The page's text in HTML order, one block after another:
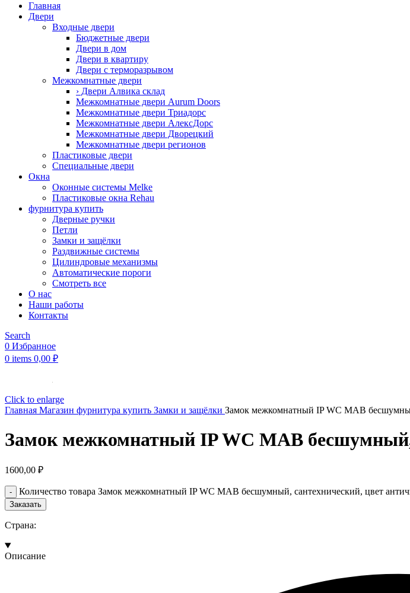
Главная
Двери
Входные двери
Бюджетные двери
Двери в дом
Двери в квартиру
Двери с терморазрывом
Межкомнатные двери
› Двери Алвика склад
Межкомнатные двери Aurum Doors
Межкомнатные двери Триадорс
Межкомнатные двери АлексДорс
Межкомнатные двери Дворецкий
Межкомнатные двери регионов
Пластиковые двери
Специальные двери
Окна
Оконные системы Melke
Пластиковые окна Rehau
фурнитура купить
Дверные ручки
Петли
Замки и защёлки
Раздвижные системы
Цилиндровые механизмы
Автоматические пороги
Смотреть все
О нас
Наши работы
Контакты
Search
0 Избранное
0 items 0,00 ₽
Click to enlarge
Главная Магазин фурнитура купить Замки и защёлки Замок межкомнатный IP WC MAB
Замок межкомнатный IP WC MAB бесшумный,
1600,00 ₽
Количество товара Замок межкомнатный IP WC MAB бесшумный, сантехнический, цвет
Заказать
Страна:
Описание